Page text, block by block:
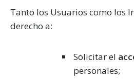
Tanto los Usuarios como los
derecho a:
Solicitar el
personales;